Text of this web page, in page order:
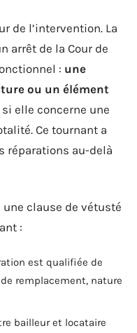
de l’intervention. La
arrêt de la Cour de
: une
ou un élément
elle concerne une
Ce tournant a
réparations au-delà
clause de vétusté
:
est qualifiée de
remplacement, nature
bailleur et locataire